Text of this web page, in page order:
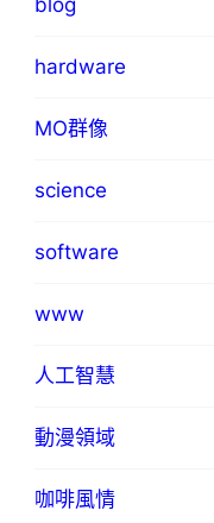
blog
hardware
MO群像
science
software
www
人工智慧
動漫領域
咖啡風情